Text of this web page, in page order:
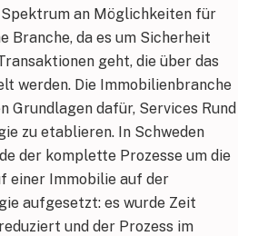
an Möglichkeiten für
Branche, da es um Sicherheit
geht, die über das
werden. Die Immobilienbranche
Grundlagen dafür, Services Rund
zu etablieren. In Schweden
der komplette Prozesse um die
einer Immobilie auf der
aufgesetzt: es wurde Zeit
und der Prozess im